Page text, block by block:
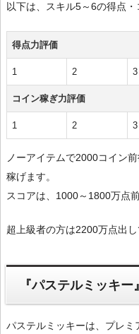
以下は、スキル5～6の得点・
得点力評価
1 2 3
コイン稼ぎ力評価
1 2 3
ノーアイテムで2000コイン
稼げます。
スコアは、1000～1800万点
超上級者の方は2200万点出し
『パステルミッキ
パステルミッキーは、プレ